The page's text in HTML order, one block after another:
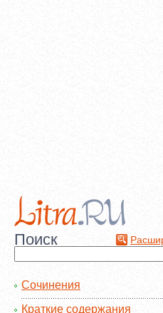
Поиск
Сочинения
Краткие содержания